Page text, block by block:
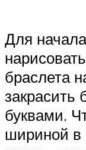
Для
браслета
закрасить
буквами.
шириной в